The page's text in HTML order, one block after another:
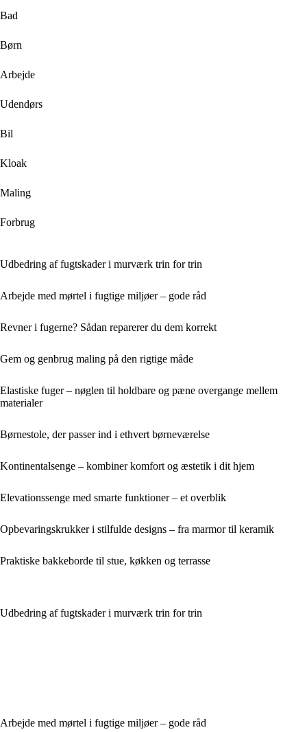
Bad
Børn
Arbejde
Udendørs
Bil
Kloak
Maling
Forbrug
Udbedring af fugtskader i murværk trin for trin
Arbejde med mørtel i fugtige miljøer – gode råd
Revner i fugerne? Sådan reparerer du dem korrekt
Gem og genbrug maling på den rigtige måde
Elastiske fuger – nøglen til holdbare og pæne overgange mellem
materialer
Børnestole, der passer ind i ethvert børneværelse
Kontinentalsenge – kombiner komfort og æstetik i dit hjem
Elevationssenge med smarte funktioner – et overblik
Opbevaringskrukker i stilfulde designs – fra marmor til keramik
Praktiske bakkeborde til stue, køkken og terrasse
Udbedring af fugtskader i murværk trin for trin
Arbejde med mørtel i fugtige miljøer – gode råd